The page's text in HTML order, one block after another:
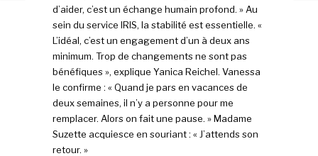
d’aider, c’est un échange humain profond. » Au
sein du service IRIS, la stabilité est essentielle. «
L’idéal, c’est un engagement d’un à deux ans
minimum. Trop de changements ne sont pas
bénéfiques », explique Yanica Reichel. Vanessa
le confirme : « Quand je pars en vacances de
deux semaines, il n’y a personne pour me
remplacer. Alors on fait une pause. » Madame
Suzette acquiesce en souriant : « J’attends son
retour. »